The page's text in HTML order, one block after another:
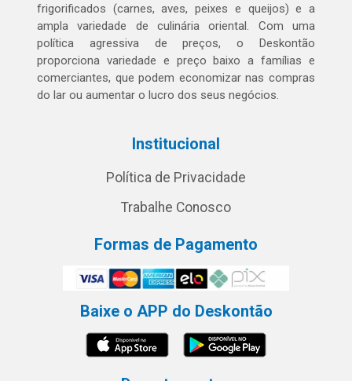
frigorificados (carnes, aves, peixes e queijos) e a
ampla variedade de culinária oriental. Com uma
política agressiva de preços, o Deskontão
proporciona variedade e preço baixo a famílias e
comerciantes, que podem economizar nas compras
do lar ou aumentar o lucro dos seus negócios.
Institucional
Política de Privacidade
Trabalhe Conosco
Formas de Pagamento
Baixe o APP do Deskontão